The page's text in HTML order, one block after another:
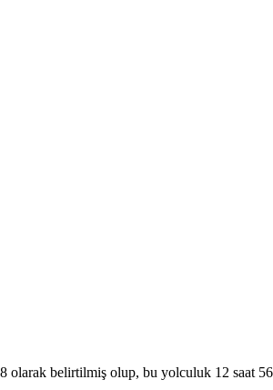
olarak belirtilmiş olup, bu yolculuk 12 saat